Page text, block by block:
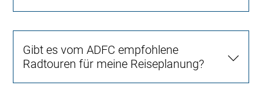
Gibt es vom ADFC empfohlene
Radtouren für meine Reiseplanung?